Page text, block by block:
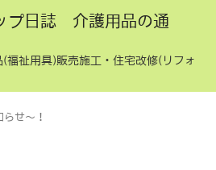
プ日誌 介護用品の通
福祉用具)販売施工・住宅改修(リフォ
せ〜！